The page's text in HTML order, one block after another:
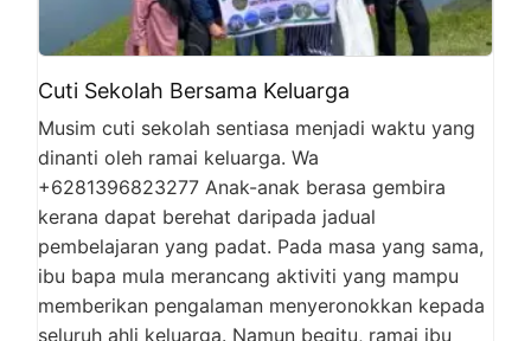
Cuti Sekolah Bersama Keluarga
Musim cuti sekolah sentiasa menjadi waktu yang
dinanti oleh ramai keluarga. Wa
+6281396823277 Anak-anak berasa gembira
kerana dapat berehat daripada jadual
pembelajaran yang padat. Pada masa yang sama,
ibu bapa mula merancang aktiviti yang mampu
memberikan pengalaman menyeronokkan kepada
seluruh ahli keluarga. Namun begitu, ramai ibu